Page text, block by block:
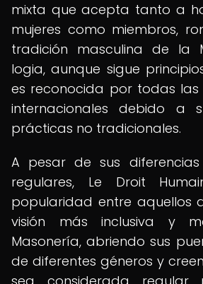
mixta que acepta tanto a
mujeres como miembros,
tradición masculina de la
logia, aunque sigue
es reconocida por todas las
internacionales debido a
prácticas no tradicionales.
A pesar de sus
regulares, Le Droit
popularidad entre aquellos
visión más inclusiva y
Masonería, abriendo sus
de diferentes géneros y